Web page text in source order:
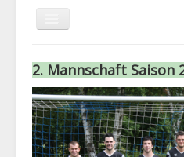
Navigation
Home
1.
2.
AH
2. Mannschaft Saison